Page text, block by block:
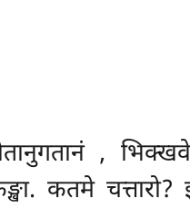
, भिक्खवे,
कतमे